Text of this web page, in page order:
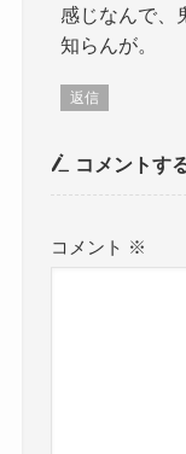
感じなんで、
知らんが。
返信
コメントす
コメント ※